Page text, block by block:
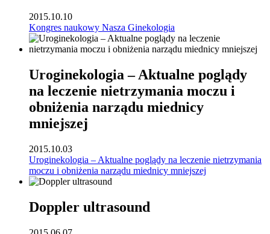
2015.10.10
Kongres naukowy Nasza Ginekologia
Uroginekologia – Aktualne poglądy
na leczenie nietrzymania moczu i
obniżenia narządu miednicy
mniejszej
2015.10.03
Uroginekologia – Aktualne poglądy na leczenie nietrzymania
moczu i obniżenia narządu miednicy mniejszej
Doppler ultrasound